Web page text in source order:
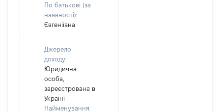
По батькові (за
наявності):
Євгеніївна
Джерело
доходу:
Юридична
особа,
зареєстрована в
Україні
Найменування: